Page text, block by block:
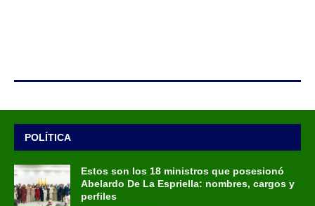
POLÍTICA
Estos son los 18 ministros que posesionó
Abelardo De La Espriella: nombres, cargos y
perfiles